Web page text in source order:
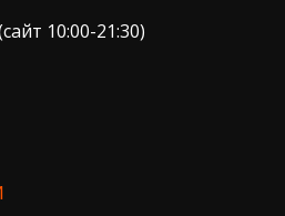
10:00-21:30)